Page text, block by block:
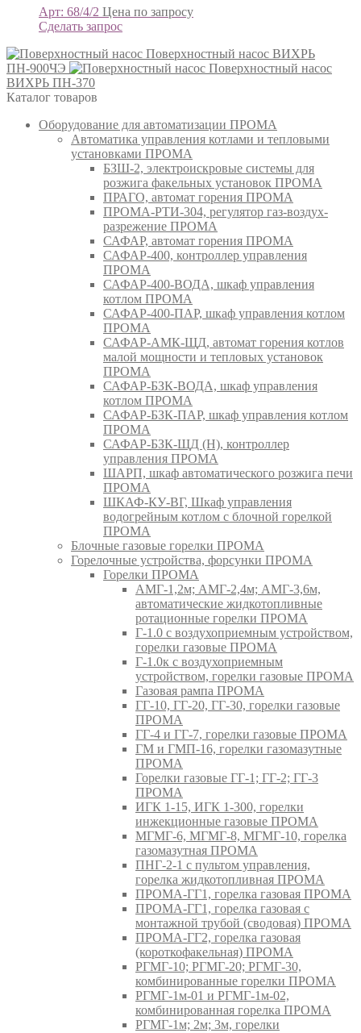
Арт: 68/4/2 Цена по запросу
Сделать запрос
Поверхностный насос ВИХРЬ
ПН-900ЧЭ
Поверхностный насос
ВИХРЬ ПН-370
Каталог товаров
Оборудование для автоматизации ПРОМА
Автоматика управления котлами и тепловыми
установками ПРОМА
БЗШ-2, электроискровые системы для
розжига факельных установок ПРОМА
ПРАГО, автомат горения ПРОМА
ПРОМА-РТИ-304, регулятор газ-воздух-
разрежение ПРОМА
САФАР, автомат горения ПРОМА
САФАР-400, контроллер управления
ПРОМА
САФАР-400-ВОДА, шкаф управления
котлом ПРОМА
САФАР-400-ПАР, шкаф управления котлом
ПРОМА
САФАР-АМК-ЩД, автомат горения котлов
малой мощности и тепловых установок
ПРОМА
САФАР-БЗК-ВОДА, шкаф управления
котлом ПРОМА
САФАР-БЗК-ПАР, шкаф управления котлом
ПРОМА
САФАР-БЗК-ЩД (Н), контроллер
управления ПРОМА
ШАРП, шкаф автоматического розжига печи
ПРОМА
ШКАФ-КУ-ВГ, Шкаф управления
водогрейным котлом с блочной горелкой
ПРОМА
Блочные газовые горелки ПРОМА
Горелочные устройства, форсунки ПРОМА
Горелки ПРОМА
АМГ-1,2м; АМГ-2,4м; АМГ-3,6м,
автоматические жидкотопливные
ротационные горелки ПРОМА
Г-1.0 с воздухоприемным устройством,
горелки газовые ПРОМА
Г-1.0к с воздухоприемным
устройством, горелки газовые ПРОМА
Газовая рампа ПРОМА
ГГ-10, ГГ-20, ГГ-30, горелки газовые
ПРОМА
ГГ-4 и ГГ-7, горелки газовые ПРОМА
ГМ и ГМП-16, горелки газомазутные
ПРОМА
Горелки газовые ГГ-1; ГГ-2; ГГ-3
ПРОМА
ИГК 1-15, ИГК 1-300, горелки
инжекционные газовые ПРОМА
МГМГ-6, МГМГ-8, МГМГ-10, горелка
газомазутная ПРОМА
ПНГ-2-1 с пультом управления,
горелка жидкотопливная ПРОМА
ПРОМА-ГГ1, горелка газовая ПРОМА
ПРОМА-ГГ1, горелка газовая с
монтажной трубой (сводовая) ПРОМА
ПРОМА-ГГ2, горелка газовая
(короткофакельная) ПРОМА
РГМГ-10; РГМГ-20; РГМГ-30,
комбинированные горелки ПРОМА
РГМГ-1м-01 и РГМГ-1м-02,
комбинированная горелка ПРОМА
РГМГ-1м; 2м; 3м, горелки